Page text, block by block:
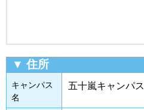
▼ 住所
キャンパス
名
五十嵐キャンパス